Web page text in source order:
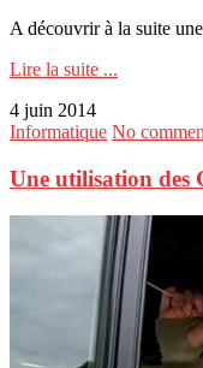
A découvrir à la suite
Lire la suite ...
4 juin 2014
Informatique No
Une utilisation des